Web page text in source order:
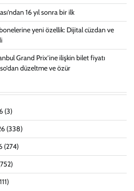
16 yıl sonra bir ilk
yeni özellik: Dijital cüzdan ve
Grand Prix’ine ilişkin bilet fiyatı
düzeltme ve özür
(3)
(338)
(274)